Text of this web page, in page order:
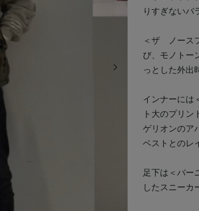
次の画像
りすぎないバ
＜ザ ノース
び、モノトー
っとした外出
インナーには
ト大のプリ
ゲリオンのア
ベストとのレ
足下は＜バー
したスニーカ